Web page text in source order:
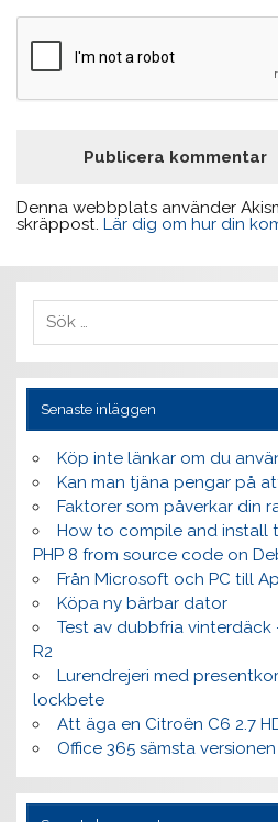
Denna webbplats använder
skräppost.Lär dig om hur din
Senaste inläggen
Köp inte länkar om du
Kan man tjäna pengar på
Faktorer som påverkar din
How to compile and install
PHP 8 from source code on
Från Microsoft och PC till
Köpa ny bärbar dator
Test av dubbfria vinterdäck
R2
Lurendrejeri med
lockbete
Att äga en Citroën C6 2.7
Office 365 sämsta